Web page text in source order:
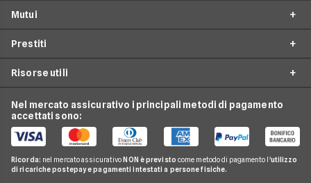
Prestiti
Mutui
Conti e Carte
Telefonia Mobile
Pay TV
Noleggio Lungo Termine
Conto Corrente
Conto Deposito
Carta Prepagata
Mutui
Mutuo Prima Casa
Mutui Seconda Casa
Calcolo Rata Mutuo
Mutui INPDAP
Prestiti
Prestito Personale
Cessione del Quinto
Prestito Auto
Piccoli Prestiti
Risorse utili
Guide Prestiti
Guide Mutui
Guide Conti
Guide Carte
Nel mercato assicurativo i principali metodi di pagamento
accettati sono:
Ricorda: nel mercato assicurativo NON è previsto come metodo di pagamento l'utilizzo
di ricariche postepay e pagamenti intestati a persone fisiche.